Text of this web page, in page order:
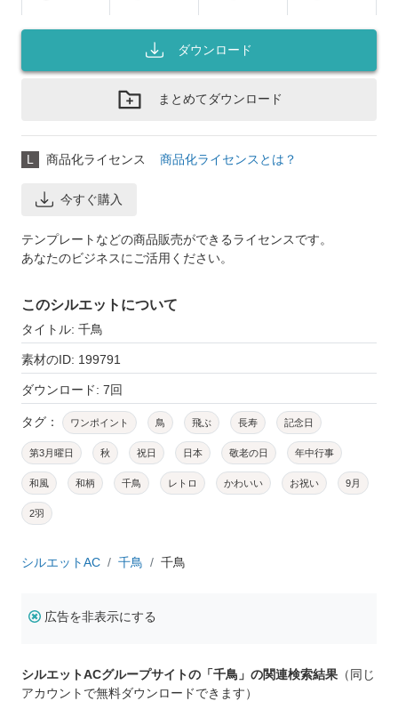
ダウンロード
まとめてダウンロード
L 商品化ライセンス 商品化ライセンスとは？
今すぐ購入
テンプレートなどの商品販売ができるライセンスです。
あなたのビジネスにご活用ください。
このシルエットについて
タイトル: 千鳥
素材のID: 199791
ダウンロード: 7回
タグ： ワンポイント 鳥 飛ぶ 長寿 記念日
第3月曜日 秋 祝日 日本 敬老の日 年中行事
和風 和柄 千鳥 レトロ かわいい お祝い 9月
2羽
シルエットAC 千鳥 千鳥
広告を非表示にする
シルエットACグループサイトの「千鳥」の関連検索結果 （同じ
アカウントで無料ダウンロードできます）